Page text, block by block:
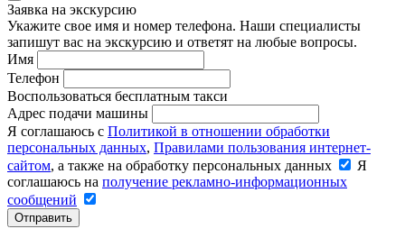
Заявка на экскурсию
Укажите свое имя и номер телефона. Наши специалисты
запишут вас на экскурсию и ответят на любые вопросы.
Имя
Телефон
Воспользоваться бесплатным такси
Адрес подачи машины
Я соглашаюсь с Политикой в отношении обработки
персональных данных, Правилами пользования интернет-
сайтом, а также на обработку персональных данных
Я
соглашаюсь на получение рекламно-информационных
сообщений
Отправить